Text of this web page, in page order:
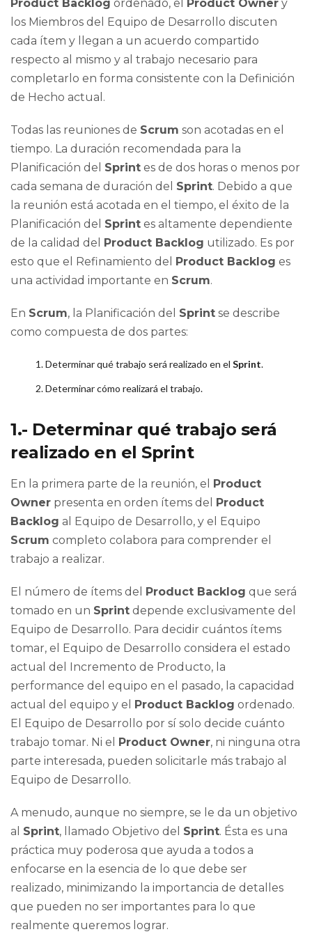
Product Backlog ordenado, el Product Owner y
los Miembros del Equipo de Desarrollo discuten
cada ítem y llegan a un acuerdo compartido
respecto al mismo y al trabajo necesario para
completarlo en forma consistente con la Definición
de Hecho actual.
Todas las reuniones de Scrum son acotadas en el
tiempo. La duración recomendada para la
Planificación del Sprint es de dos horas o menos por
cada semana de duración del Sprint. Debido a que
la reunión está acotada en el tiempo, el éxito de la
Planificación del Sprint es altamente dependiente
de la calidad del Product Backlog utilizado. Es por
esto que el Refinamiento del Product Backlog es
una actividad importante en Scrum.
En Scrum, la Planificación del Sprint se describe
como compuesta de dos partes:
Determinar qué trabajo será realizado en el Sprint.
Determinar cómo realizará el trabajo.
1.- Determinar qué trabajo será
realizado en el Sprint
En la primera parte de la reunión, el Product
Owner presenta en orden ítems del Product
Backlog al Equipo de Desarrollo, y el Equipo
Scrum completo colabora para comprender el
trabajo a realizar.
El número de ítems del Product Backlog que será
tomado en un Sprint depende exclusivamente del
Equipo de Desarrollo. Para decidir cuántos ítems
tomar, el Equipo de Desarrollo considera el estado
actual del Incremento de Producto, la
performance del equipo en el pasado, la capacidad
actual del equipo y el Product Backlog ordenado.
El Equipo de Desarrollo por sí solo decide cuánto
trabajo tomar. Ni el Product Owner, ni ninguna otra
parte interesada, pueden solicitarle más trabajo al
Equipo de Desarrollo.
A menudo, aunque no siempre, se le da un objetivo
al Sprint, llamado Objetivo del Sprint. Ésta es una
práctica muy poderosa que ayuda a todos a
enfocarse en la esencia de lo que debe ser
realizado, minimizando la importancia de detalles
que pueden no ser importantes para lo que
realmente queremos lograr.